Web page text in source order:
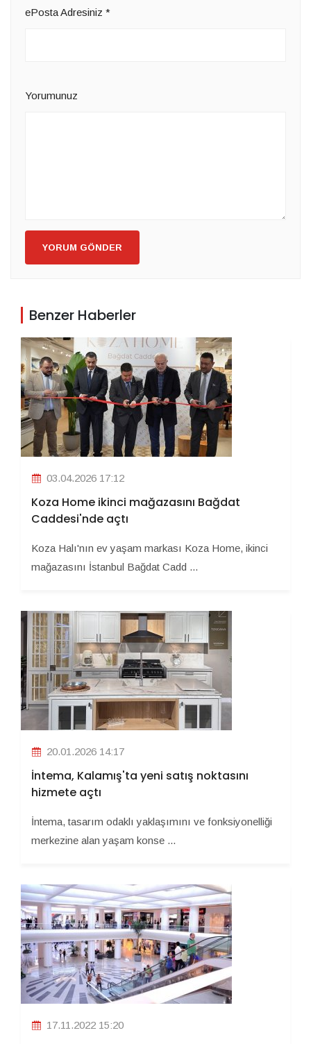
ePosta Adresiniz *
Yorumunuz
YORUM GÖNDER
Benzer Haberler
03.04.2026 17:12
Koza Home ikinci mağazasını Bağdat
Caddesi'nde açtı
Koza Halı'nın ev yaşam markası Koza Home, ikinci
mağazasını İstanbul Bağdat Cadd ...
20.01.2026 14:17
İntema, Kalamış'ta yeni satış noktasını
hizmete açtı
İntema, tasarım odaklı yaklaşımını ve fonksiyonelliği
merkezine alan yaşam konse ...
17.11.2022 15:20